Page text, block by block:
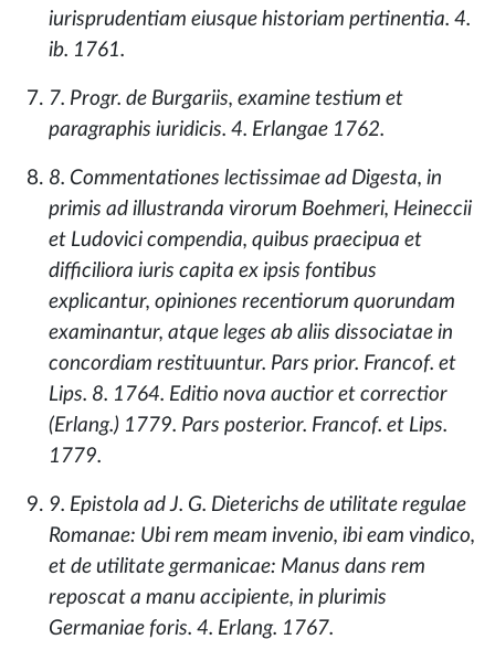
iurisprudentiam eiusque historiam pertinentia. 4.
ib. 1761.
7. Progr. de Burgariis, examine testium et
paragraphis iuridicis. 4. Erlangae 1762.
8. Commentationes lectissimae ad Digesta, in
primis ad illustranda virorum Boehmeri, Heineccii
et Ludovici compendia, quibus praecipua et
difficiliora iuris capita ex ipsis fontibus
explicantur, opiniones recentiorum quorundam
examinantur, atque leges ab aliis dissociatae in
concordiam restituuntur. Pars prior. Francof. et
Lips. 8. 1764. Editio nova auctior et correctior
(Erlang.) 1779. Pars posterior. Francof. et Lips.
1779.
9. Epistola ad J. G. Dieterichs de utilitate regulae
Romanae: Ubi rem meam invenio, ibi eam vindico,
et de utilitate germanicae: Manus dans rem
reposcat a manu accipiente, in plurimis
Germaniae foris. 4. Erlang. 1767.